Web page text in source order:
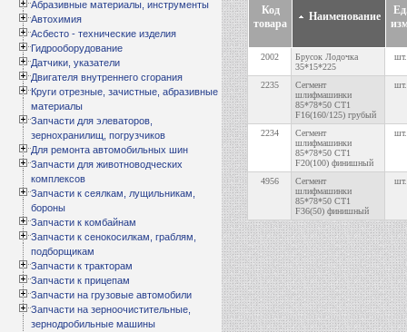
Абразивные материалы, инструменты
Автохимия
Асбесто - технические изделия
Гидрооборудование
Датчики, указатели
Двигателя внутреннего сгорания
Круги отрезные, зачистные, абразивные
материалы
Запчасти для элеваторов,
зернохранилищ, погрузчиков
Для ремонта автомобильных шин
Запчасти для животноводческих
комплексов
Запчасти к сеялкам, лущильникам,
бороны
Запчасти к комбайнам
Запчасти к сенокосилкам, граблям,
подборщикам
Запчасти к тракторам
Запчасти к прицепам
Запчасти на грузовые автомобили
Запчасти на зерноочистительные,
зернодробильные машины
Код
товара
Наименование
2002
Брусок Лодочка
35*15*225
шт.
2235
Сегмент
шлифмашинки
85*78*50 СТ1
F16(160/125) грубый
шт.
2234
Сегмент
шлифмашинки
85*78*50 СТ1
F20(100) финишный
шт.
4956
Сегмент
шлифмашинки
85*78*50 СТ1
F36(50) финишный
шт.